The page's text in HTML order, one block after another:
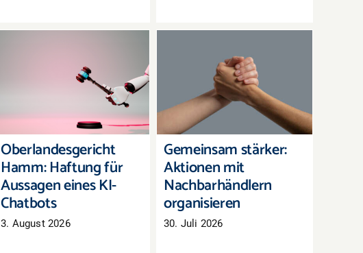
Oberlandesgericht
Hamm: Haftung für
Aussagen eines KI-
Chatbots
Oberlandesgericht
Hamm: Haftung für
Aussagen eines KI-
Chatbots
3. August 2026
Gemeinsam stärker:
Aktionen mit
Nachbarhändlern
organisieren
Gemeinsam stärker:
Aktionen mit
Nachbarhändlern
organisieren
30. Juli 2026